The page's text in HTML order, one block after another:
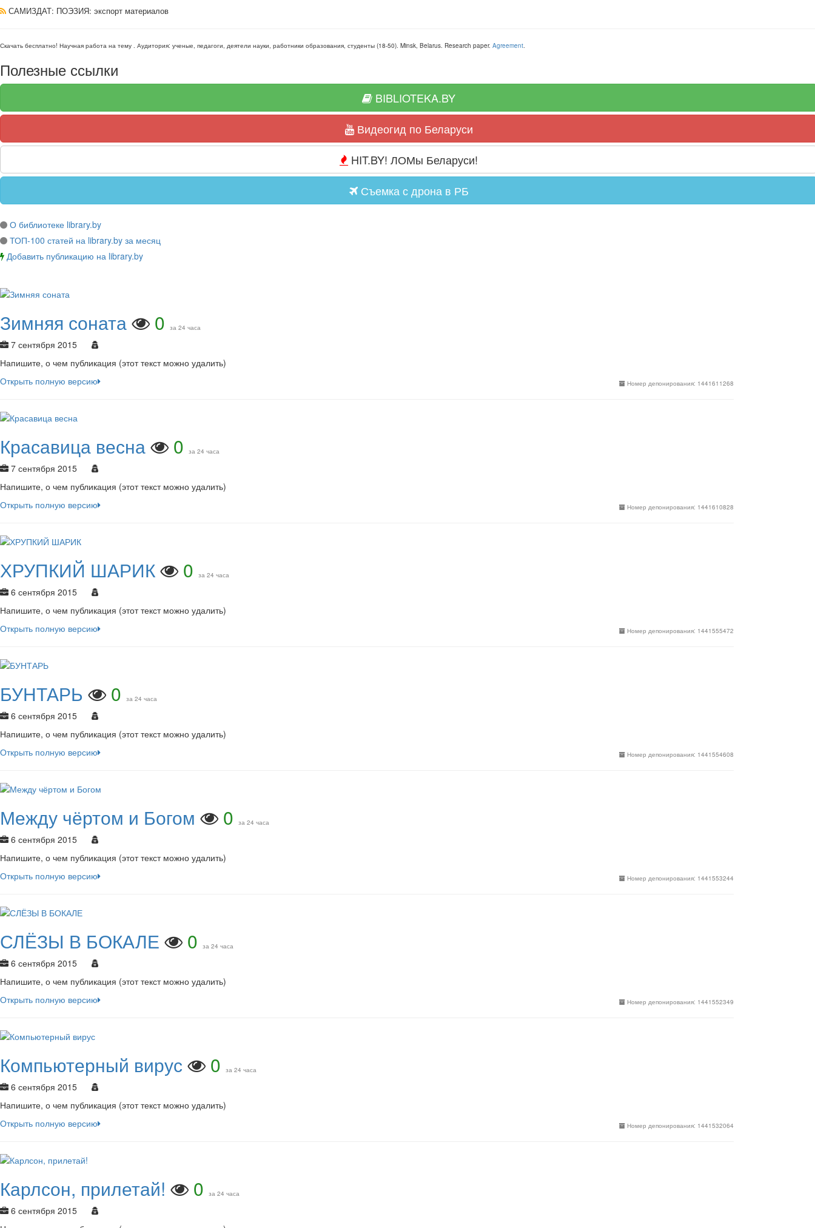
САМИЗДАТ: ПОЭЗИЯ: экспорт материалов
Скачать бесплатно! Научная работа на тему . Аудитория: ученые, педагоги, деятели науки, работники образования, студенты (18-50). Minsk, Belarus. Research paper. Agreement.
Полезные ссылки
BIBLIOTEKA.BY
Видеогид по Беларуси
HIT.BY! ЛОМы Беларуси!
Съемка с дрона в РБ
О библиотеке library.by
ТОП-100 статей на library.by за месяц
Добавить публикацию на library.by
Зимняя соната 0 за 24 часа
7 сентября 2015
Напишите, о чем публикация (этот текст можно удалить)
Номер депонирования: 1441611268
Открыть полную версию
Красавица весна 0 за 24 часа
7 сентября 2015
Напишите, о чем публикация (этот текст можно удалить)
Номер депонирования: 1441610828
Открыть полную версию
ХРУПКИЙ ШАРИК 0 за 24 часа
6 сентября 2015
Напишите, о чем публикация (этот текст можно удалить)
Номер депонирования: 1441555472
Открыть полную версию
БУНТАРЬ 0 за 24 часа
6 сентября 2015
Напишите, о чем публикация (этот текст можно удалить)
Номер депонирования: 1441554608
Открыть полную версию
Между чёртом и Богом 0 за 24 часа
6 сентября 2015
Напишите, о чем публикация (этот текст можно удалить)
Номер депонирования: 1441553244
Открыть полную версию
СЛЁЗЫ В БОКАЛЕ 0 за 24 часа
6 сентября 2015
Напишите, о чем публикация (этот текст можно удалить)
Номер депонирования: 1441552349
Открыть полную версию
Компьютерный вирус 0 за 24 часа
6 сентября 2015
Напишите, о чем публикация (этот текст можно удалить)
Номер депонирования: 1441532064
Открыть полную версию
Карлсон, прилетай! 0 за 24 часа
6 сентября 2015